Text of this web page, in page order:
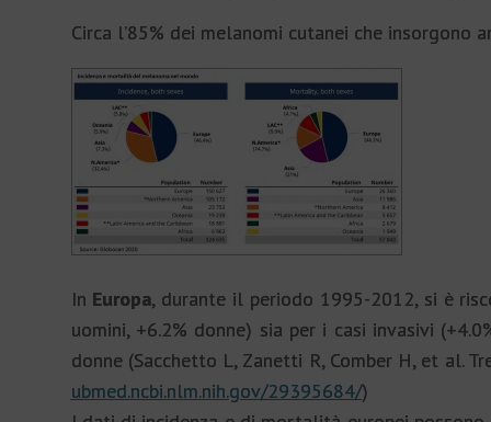
Circa l’85% dei melanomi cutanei che
In Europa, durante il periodo 1995-2012, si è
uomini, +6.2% donne) sia per i casi invasivi
donne (Sacchetto L, Zanetti R, Comber H, et al.
ubmed.ncbi.nlm.nih.gov/29395684/)